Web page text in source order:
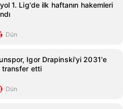
1. Lig'de ilk haftanın hakemleri
Dün
Igor Drapinski'yi 2031'e
transfer etti
Dün